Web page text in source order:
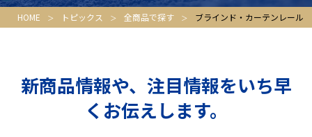
HOME トピックス 全商品で探す ブラインド・カーテンレール
新商品情報や、注目情報をいち早
くお伝えします。